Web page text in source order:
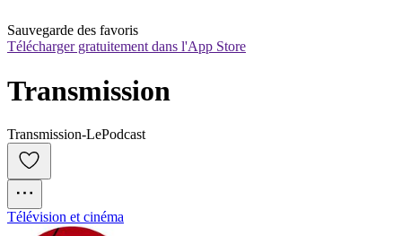
Sauvegarde des favoris
Télécharger gratuitement dans l'App Store
Transmission
Transmission-LePodcast
Télévision et cinéma